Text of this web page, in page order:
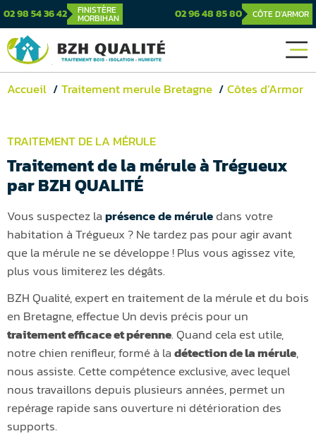
02 98 54 36 42 FINISTÈRE
MORBIHAN 02 96 48 85 80 CÔTE D'ARMOR
Accueil Traitement merule Bretagne Côtes d’Armor
TRAITEMENT DE LA MÉRULE
Traitement de la mérule à Trégueux
par BZH QUALITÉ
Vous suspectez laprésence de méruledans votre
habitation à Trégueux ? Ne tardez pas pour agir avant
que la mérule ne se développe ! Plus vous agissez vite,
plus vous limiterez les dégâts.
BZH Qualité, expert en traitement de la mérule et du bois
en Bretagne, effectue Un devis précis pour un
traitement efficace et pérenne. Quand cela est utile,
notre chien renifleur, formé à ladétection de la mérule,
nous assiste. Cette compétence exclusive, avec lequel
nous travaillons depuis plusieurs années, permet un
repérage rapide sans ouverture ni détérioration des
supports.